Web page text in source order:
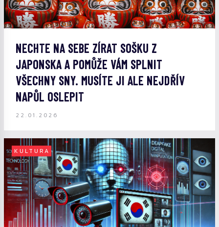
NECHTE NA SEBE ZÍRAT SOŠKU Z
JAPONSKA A POMŮŽE VÁM SPLNIT
VŠECHNY SNY. MUSÍTE JI ALE NEJDŘÍV
NAPŮL OSLEPIT
22.01.2026
KULTURA